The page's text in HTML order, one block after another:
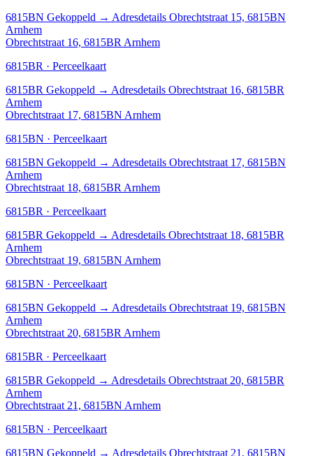
6815BN Gekoppeld → Adresdetails Obrechtstraat 15, 6815BN
Arnhem
Obrechtstraat 16, 6815BR Arnhem
6815BR · Perceelkaart
6815BR Gekoppeld → Adresdetails Obrechtstraat 16, 6815BR
Arnhem
Obrechtstraat 17, 6815BN Arnhem
6815BN · Perceelkaart
6815BN Gekoppeld → Adresdetails Obrechtstraat 17, 6815BN
Arnhem
Obrechtstraat 18, 6815BR Arnhem
6815BR · Perceelkaart
6815BR Gekoppeld → Adresdetails Obrechtstraat 18, 6815BR
Arnhem
Obrechtstraat 19, 6815BN Arnhem
6815BN · Perceelkaart
6815BN Gekoppeld → Adresdetails Obrechtstraat 19, 6815BN
Arnhem
Obrechtstraat 20, 6815BR Arnhem
6815BR · Perceelkaart
6815BR Gekoppeld → Adresdetails Obrechtstraat 20, 6815BR
Arnhem
Obrechtstraat 21, 6815BN Arnhem
6815BN · Perceelkaart
6815BN Gekoppeld → Adresdetails Obrechtstraat 21, 6815BN